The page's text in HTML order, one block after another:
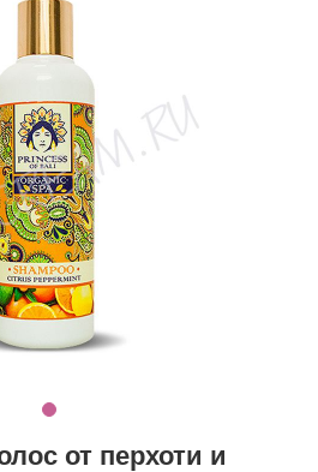
от перхоти и